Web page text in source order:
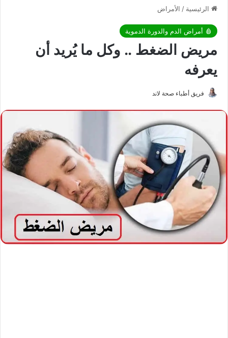
الرئيسية / الأمراض
🩸 أمراض الدم والدورة الدموية
مريض الضغط .. وكل ما يُريد أن
يعرفه
فريق أطباء صحة لاند